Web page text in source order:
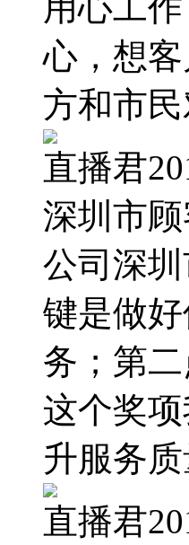
用心工
心，想
方和市
直播君
深圳市
公司深
键是做
务；第
这个奖
升服务
直播君